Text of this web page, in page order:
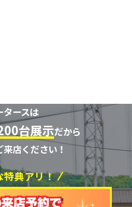
タースは
台展示だから
店ください！
特典アリ！